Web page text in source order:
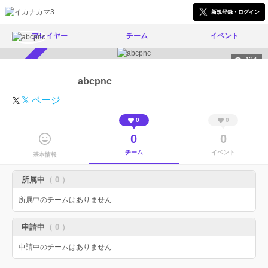
新規登録・ログイン
プレイヤー チーム イベント
434
abcpnc
𝕏 ページ
基本情報
0
0
チーム
0
0
イベント
所属中 （ 0 ）
所属中のチームはありません
申請中 （ 0 ）
申請中のチームはありません